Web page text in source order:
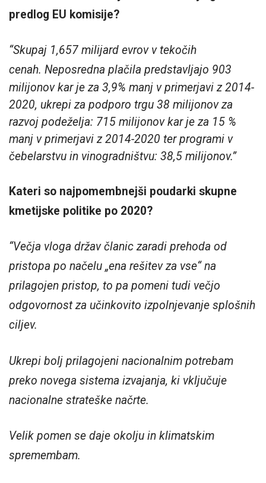
predlog EU komisije?
“Skupaj 1,657 milijard evrov v tekočih
cenah. Neposredna plačila predstavljajo 903
milijonov kar je za 3,9% manj v primerjavi z 2014-
2020, ukrepi za podporo trgu 38 milijonov za
razvoj podeželja: 715 milijonov kar je za 15 %
manj v primerjavi z 2014-2020 ter programi v
čebelarstvu in vinogradništvu: 38,5 milijonov.”
Kateri so najpomembnejši poudarki skupne
kmetijske politike po 2020?
“Večja vloga držav članic zaradi prehoda od
pristopa po načelu „ena rešitev za vse“ na
prilagojen pristop, to pa pomeni tudi večjo
odgovornost za učinkovito izpolnjevanje splošnih
ciljev.
Ukrepi bolj prilagojeni nacionalnim potrebam
preko novega sistema izvajanja, ki vključuje
nacionalne strateške načrte.
Velik pomen se daje okolju in klimatskim
spremembam.